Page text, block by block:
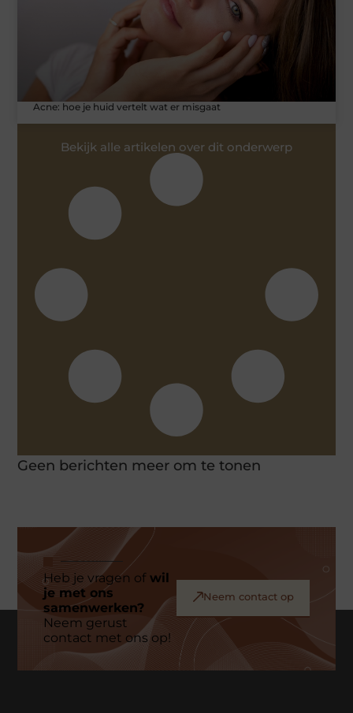
Acne: hoe je huid vertelt wat er misgaat
Bekijk alle artikelen over dit onderwerp
Geen berichten meer om te tonen
Heb je vragen ofwil
je met ons
samenwerken?
Neem gerust
contact met ons op!
Neem contact op